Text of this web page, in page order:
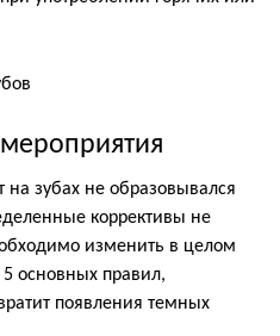
зубах не образовывался
коррективы не
изменить в целом
основных правил,
появления темных